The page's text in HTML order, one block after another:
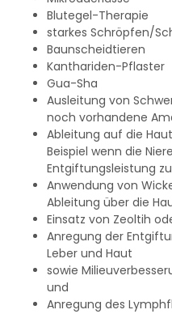
Blutegel-Therapie
starkes Schröpfen/
Baunscheidtieren
Kanthariden-Pflaster
Gua-Sha
Ausleitung von
noch vorhandene
Ableitung auf die
Beispiel wenn die
Entgiftungsleistung
Anwendung von
Ableitung über die
Einsatz von Zeoltih
Anregung der
Leber und Haut
sowie
und
Anregung des